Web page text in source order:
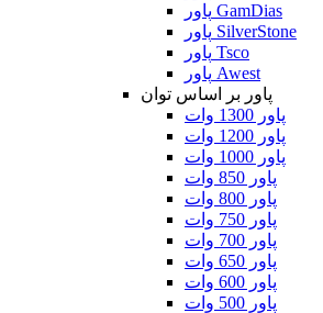
پاور GamDias
پاور SilverStone
پاور Tsco
پاور Awest
پاور بر اساس توان
پاور 1300 وات
پاور 1200 وات
پاور 1000 وات
پاور 850 وات
پاور 800 وات
پاور 750 وات
پاور 700 وات
پاور 650 وات
پاور 600 وات
پاور 500 وات